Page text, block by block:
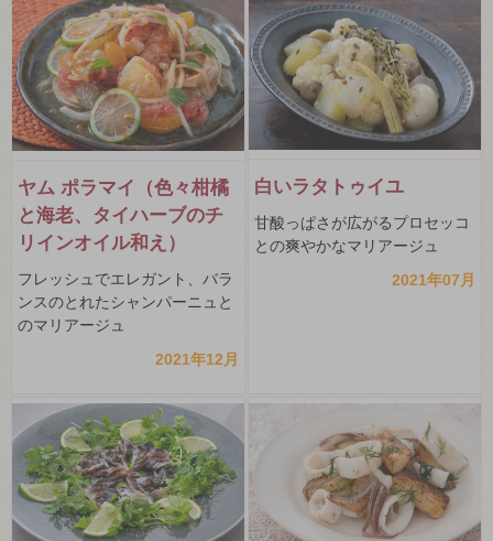
ヤム ポラマイ（色々柑橘
と海老、タイハーブのチ
リインオイル和え）
フレッシュでエレガント、バラ
ンスのとれたシャンパーニュと
のマリアージュ
2021年12月
白いラタトゥイユ
甘酸っぱさが広がるプロセッコ
との爽やかなマリアージュ
2021年07月